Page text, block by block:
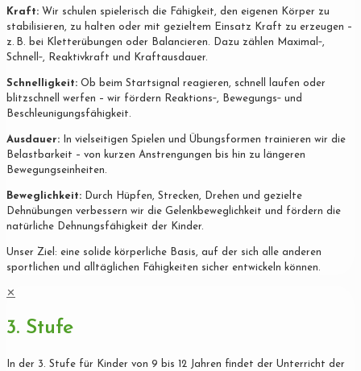
Kraft: Wir schulen spielerisch die Fähigkeit, den eigenen Körper zu
stabilisieren, zu halten oder mit gezieltem Einsatz Kraft zu erzeugen –
z. B. bei Kletterübungen oder Balancieren. Dazu zählen Maximal‐,
Schnell‐, Reaktivkraft und Kraftausdauer.
Schnelligkeit: Ob beim Startsignal reagieren, schnell laufen oder
blitzschnell werfen – wir fördern Reaktions‐, Bewegungs‐ und
Beschleunigungsfähigkeit.
Ausdauer: In vielseitigen Spielen und Übungsformen trainieren wir die
Belastbarkeit – von kurzen Anstrengungen bis hin zu längeren
Bewegungseinheiten.
Beweglichkeit: Durch Hüpfen, Strecken, Drehen und gezielte
Dehnübungen verbessern wir die Gelenkbeweglichkeit und fördern die
natürliche Dehnungsfähigkeit der Kinder.
Unser Ziel: eine solide körperliche Basis, auf der sich alle anderen
sportlichen und alltäglichen Fähigkeiten sicher entwickeln können.
✕
3. Stufe
In der 3. Stufe für Kinder von 9 bis 12 Jahren findet der Unterricht der